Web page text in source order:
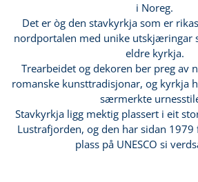
i Noreg.
Det er òg den stavkyrkja som er
nordportalen med unike utskjæringar
eldre kyrkja.
Trearbeidet og dekoren ber preg av
romanske kunsttradisjonar, og kyrkja
særmerkte
Stavkyrkja ligg mektig plassert i eit
Lustrafjorden, og den har sidan 1979
plass på UNESCO si